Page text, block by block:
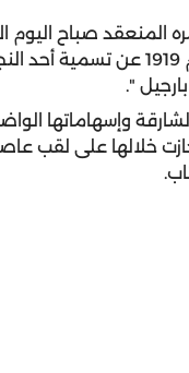
المنعقد صباح اليوم
للاحتفاء بمئوية الاتحاد الذي
".
وإسهاماتها
خلالها على لقب